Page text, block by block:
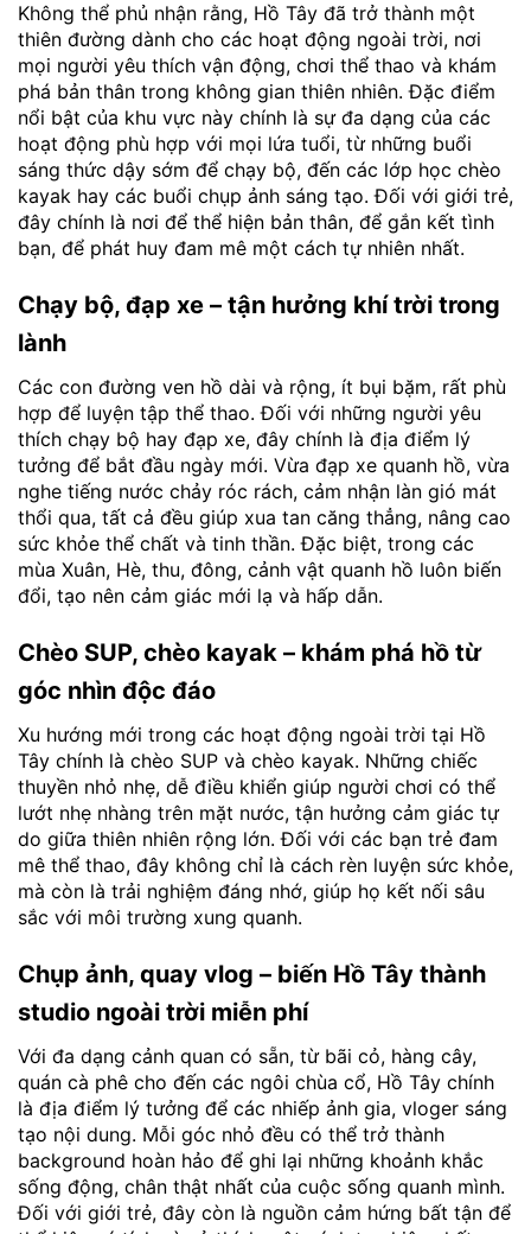
Không thể phủ nhận rằng, Hồ Tây đã trở thành một
thiên đường dành cho các hoạt động ngoài trời, nơi
mọi người yêu thích vận động, chơi thể thao và khám
phá bản thân trong không gian thiên nhiên. Đặc điểm
nổi bật của khu vực này chính là sự đa dạng của các
hoạt động phù hợp với mọi lứa tuổi, từ những buổi
sáng thức dậy sớm để chạy bộ, đến các lớp học chèo
kayak hay các buổi chụp ảnh sáng tạo. Đối với giới trẻ,
đây chính là nơi để thể hiện bản thân, để gắn kết tình
bạn, để phát huy đam mê một cách tự nhiên nhất.
Chạy bộ, đạp xe – tận hưởng khí trời trong
lành
Các con đường ven hồ dài và rộng, ít bụi bặm, rất phù
hợp để luyện tập thể thao. Đối với những người yêu
thích chạy bộ hay đạp xe, đây chính là địa điểm lý
tưởng để bắt đầu ngày mới. Vừa đạp xe quanh hồ, vừa
nghe tiếng nước chảy róc rách, cảm nhận làn gió mát
thổi qua, tất cả đều giúp xua tan căng thẳng, nâng cao
sức khỏe thể chất và tinh thần. Đặc biệt, trong các
mùa Xuân, Hè, thu, đông, cảnh vật quanh hồ luôn biến
đổi, tạo nên cảm giác mới lạ và hấp dẫn.
Chèo SUP, chèo kayak – khám phá hồ từ
góc nhìn độc đáo
Xu hướng mới trong các hoạt động ngoài trời tại Hồ
Tây chính là chèo SUP và chèo kayak. Những chiếc
thuyền nhỏ nhẹ, dễ điều khiển giúp người chơi có thể
lướt nhẹ nhàng trên mặt nước, tận hưởng cảm giác tự
do giữa thiên nhiên rộng lớn. Đối với các bạn trẻ đam
mê thể thao, đây không chỉ là cách rèn luyện sức khỏe,
mà còn là trải nghiệm đáng nhớ, giúp họ kết nối sâu
sắc với môi trường xung quanh.
Chụp ảnh, quay vlog – biến Hồ Tây thành
studio ngoài trời miễn phí
Với đa dạng cảnh quan có sẵn, từ bãi cỏ, hàng cây,
quán cà phê cho đến các ngôi chùa cổ, Hồ Tây chính
là địa điểm lý tưởng để các nhiếp ảnh gia, vloger sáng
tạo nội dung. Mỗi góc nhỏ đều có thể trở thành
background hoàn hảo để ghi lại những khoảnh khắc
sống động, chân thật nhất của cuộc sống quanh mình.
Đối với giới trẻ, đây còn là nguồn cảm hứng bất tận để